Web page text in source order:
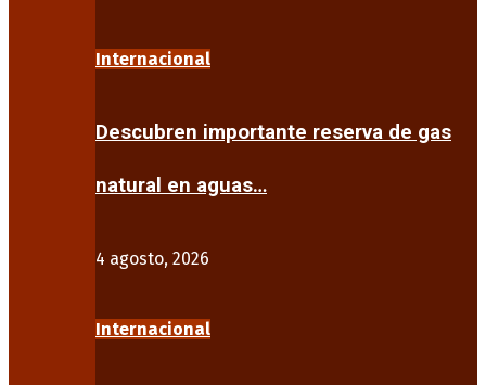
Internacional
Descubren importante reserva de gas
natural en aguas…
4 agosto, 2026
Internacional